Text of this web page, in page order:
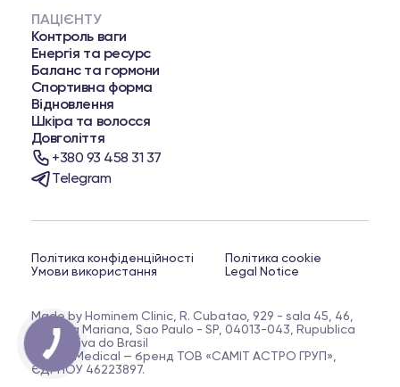
ПАЦІЄНТУ
Контроль ваги
Енергія та ресурс
Баланс та гормони
Спортивна форма
Відновлення
Шкіра та волосся
Довголіття
+380 93 458 31 37
Telegram
Made by Hominem Clinic, R. Cubatao, 929 - sala 45, 46,
47 - Vila Mariana, Sao Paulo - SP, 04013-043, Rupublica
Federativa do Brasil
Biopell Medical — бренд ТОВ «САМІТ АСТРО ГРУП»,
ЄДРПОУ 46223897.
Політика конфіденційності
Умови використання
Політика cookie
Legal Notice